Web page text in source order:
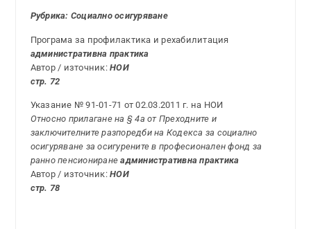
Рубрика: Социално осигуряване
Програма за профилактика и рехабилитация
административна практика
Автор / източник:НОИ
стр. 72
Указание № 91-01-71 от 02.03.2011 г. на НОИ
Относно прилагане на § 4а от Преходните и
заключителните разпоредби на Кодекса за социално
осигуряване за осигурените в професионален фонд за
ранно пенсиониранеадминистративна практика
Автор / източник:НОИ
стр. 78